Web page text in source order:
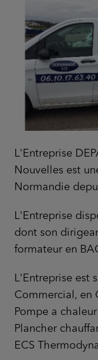
L'Entreprise
Nouvelles est
Normandie
L'Entreprise
dont son
formateur en
L'Entreprise est
Commercial, en
Pompe a
Plancher
ECS